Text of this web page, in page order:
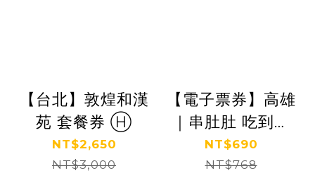
【台北】敦煌和漢
苑 套餐券 Ⓗ
NT$2,650
NT$3,000
【電子票券】高雄
｜串肚肚 吃到飽
餐券 Ⓣ
NT$690
NT$768